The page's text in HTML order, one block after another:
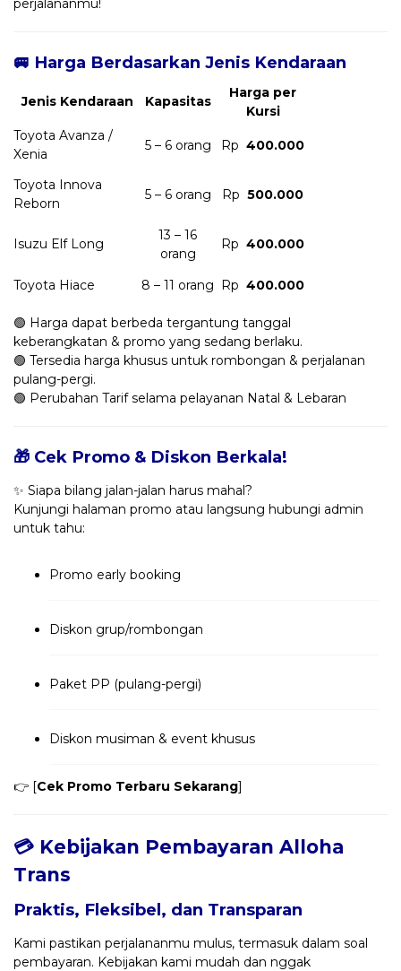
perjalananmu!
🚐 Harga Berdasarkan Jenis Kendaraan
Jenis Kendaraan Kapasitas
Harga per
Kursi
Toyota Avanza /
Xenia
5 – 6 orang Rp 400.000
Toyota Innova
Reborn
5 – 6 orang Rp 500.000
Isuzu Elf Long
13 – 16
orang
Rp 400.000
Toyota Hiace 8 – 11 orang Rp 400.000
🟢 Harga dapat berbeda tergantung tanggal
keberangkatan & promo yang sedang berlaku.
🟢 Tersedia harga khusus untuk rombongan & perjalanan
pulang-pergi.
🟢 Perubahan Tarif selama pelayanan Natal & Lebaran
🎁 Cek Promo & Diskon Berkala!
✨ Siapa bilang jalan-jalan harus mahal?
Kunjungi halaman promo atau langsung hubungi admin
untuk tahu:
Promo early booking
Diskon grup/rombongan
Paket PP (pulang-pergi)
Diskon musiman & event khusus
👉 [Cek Promo Terbaru Sekarang]
💳 Kebijakan Pembayaran Alloha
Trans
Praktis, Fleksibel, dan Transparan
Kami pastikan perjalananmu mulus, termasuk dalam soal
pembayaran. Kebijakan kami mudah dan nggak